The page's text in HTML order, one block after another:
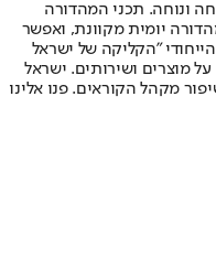
ונוחה. תכני המהדורה
יומית מקוונת, ואפשר
"הקליקה של ישראל
מוצרים ושירותים. ישראל
מקהל הקוראים. פנו אלינו